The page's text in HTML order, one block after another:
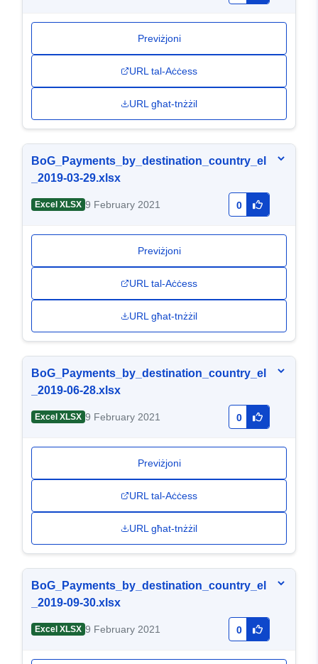
Previżjoni
URL tal-Aċċess
URL għat-tnżżil
BoG_Payments_by_destination_country_el
_2019-03-29.xlsx
Excel XLSX 9 February 2021 0
Previżjoni
URL tal-Aċċess
URL għat-tnżżil
BoG_Payments_by_destination_country_el
_2019-06-28.xlsx
Excel XLSX 9 February 2021 0
Previżjoni
URL tal-Aċċess
URL għat-tnżżil
BoG_Payments_by_destination_country_el
_2019-09-30.xlsx
Excel XLSX 9 February 2021 0